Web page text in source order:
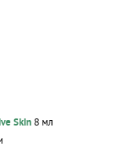
Skin 8 мл